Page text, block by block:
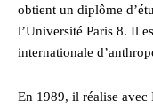
obtient un diplôme
l’Université Paris 8. Il
internationale
En 1989, il réalise avec